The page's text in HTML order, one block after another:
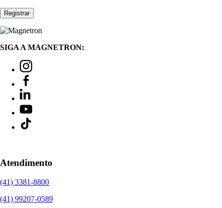
SIGA A MAGNETRON:
Atendimento
(41) 3381-8800
(41) 99207-0589